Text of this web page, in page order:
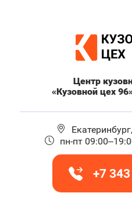
Центр
«Кузовной цех
пн-пт
+7